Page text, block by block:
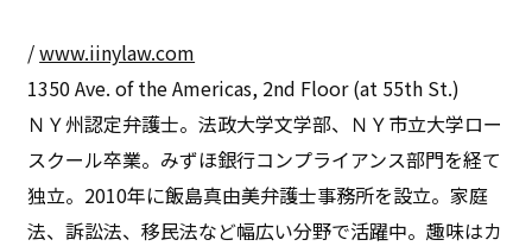
/www.iinylaw.com
1350 Ave. of the Americas, 2nd Floor (at 55th St.)
ＮＹ州認定弁護士。法政大学文学部、ＮＹ市立大学ロー
スクール卒業。みずほ銀行コンプライアンス部門を経て
独立。2010年に飯島真由美弁護士事務所を設立。家庭
法、訴訟法、移民法など幅広い分野で活躍中。趣味はカ